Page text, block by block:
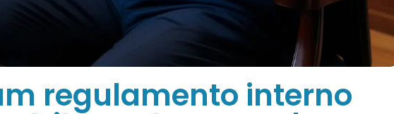
regulamento interno